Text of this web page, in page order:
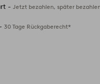
-Jetzt bezahlen, später
-30 Tage Rückgaberecht*